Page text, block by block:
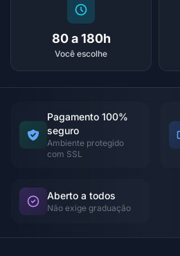
80 a 180h
Você escolhe
Pagamento 100%
seguro
Ambiente protegido
com SSL
Aberto a todos
Não exige graduação